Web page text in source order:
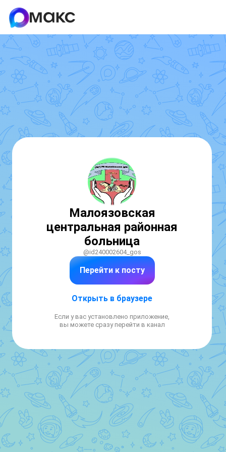
Малоязовская
центральная районная
больница
@id240002604_gos
Перейти к посту
Открыть в браузере
Если у вас установлено приложение,
вы можете сразу перейти в канал